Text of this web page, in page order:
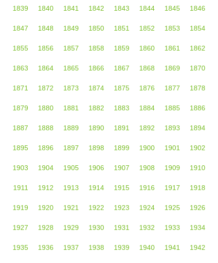
1839 1840 1841 1842 1843 1844 1845 1846
1847 1848 1849 1850 1851 1852 1853 1854
1855 1856 1857 1858 1859 1860 1861 1862
1863 1864 1865 1866 1867 1868 1869 1870
1871 1872 1873 1874 1875 1876 1877 1878
1879 1880 1881 1882 1883 1884 1885 1886
1887 1888 1889 1890 1891 1892 1893 1894
1895 1896 1897 1898 1899 1900 1901 1902
1903 1904 1905 1906 1907 1908 1909 1910
1911 1912 1913 1914 1915 1916 1917 1918
1919 1920 1921 1922 1923 1924 1925 1926
1927 1928 1929 1930 1931 1932 1933 1934
1935 1936 1937 1938 1939 1940 1941 1942